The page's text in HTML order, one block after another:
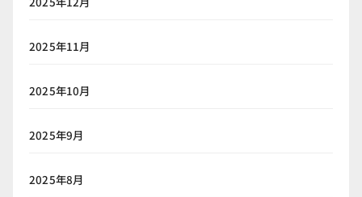
2025年11月
2025年10月
2025年9月
2025年8月